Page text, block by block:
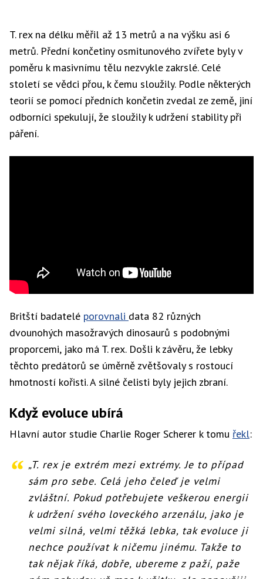
T. rex na délku měřil až 13 metrů a na výšku asi 6
metrů. Přední končetiny osmitunového zvířete byly v
poměru k masivnímu tělu nezvykle zakrslé. Celé
století se vědci přou, k čemu sloužily. Podle některých
teorií se pomocí předních končetin zvedal ze země, jiní
odborníci spekulují, že sloužily k udržení stability při
páření.
Britští badatelé porovnali data 82 různých
dvounohých masožravých dinosaurů s podobnými
proporcemi, jako má T. rex. Došli k závěru, že lebky
těchto predátorů se úměrně zvětšovaly s rostoucí
hmotností kořisti. A silné čelisti byly jejich zbraní.
Když evoluce ubírá
Hlavní autor studie Charlie Roger Scherer k tomu řekl:
„T. rex je extrém mezi extrémy. Je to případ
sám pro sebe. Celá jeho čeleď je velmi
zvláštní. Pokud potřebujete veškerou energii
k udržení svého loveckého arzenálu, jako je
velmi silná, velmi těžká lebka, tak evoluce ji
nechce používat k ničemu jinému. Takže to
tak nějak říká, dobře, ubereme z paží, paže